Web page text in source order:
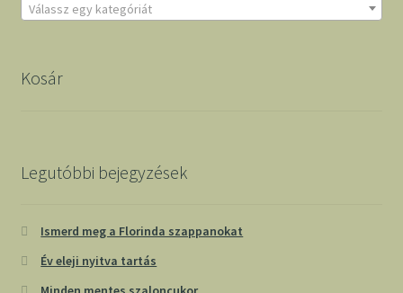
Válassz egy kategóriát
Kosár
Legutóbbi bejegyzések
Ismerd meg a Florinda szappanokat
Év eleji nyitva tartás